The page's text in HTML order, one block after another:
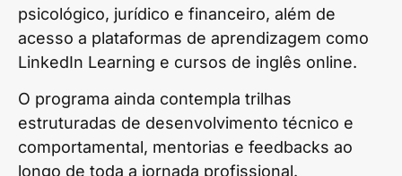
psicológico, jurídico e financeiro, além de
acesso a plataformas de aprendizagem como
LinkedIn Learning e cursos de inglês online.
O programa ainda contempla trilhas
estruturadas de desenvolvimento técnico e
comportamental, mentorias e feedbacks ao
longo de toda a jornada profissional.